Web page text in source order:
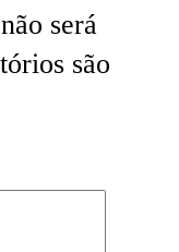
será
são